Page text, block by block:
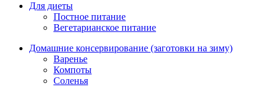
Для диеты
Постное питание
Вегетарианское питание
Домашние консервирование (заготовки на зиму)
Варенье
Компоты
Соленья